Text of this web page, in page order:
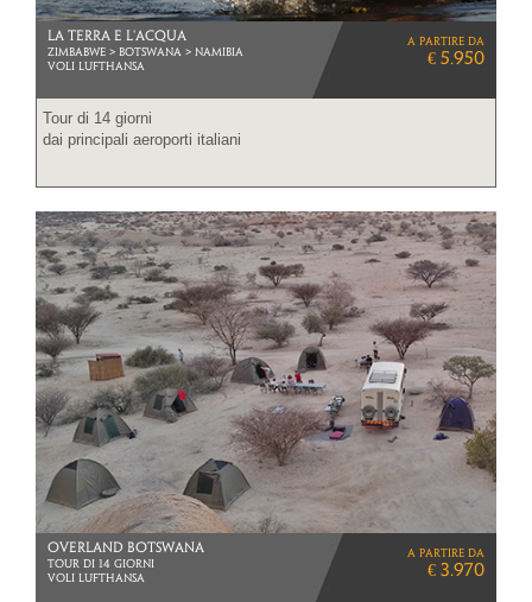
LA TERRA E L'ACQUA
ZIMBABWE > BOTSWANA > NAMIBIA
VOLI LUFTHANSA
a partire da
€ 5.950
Tour di 14 giorni
dai principali aeroporti italiani
OVERLAND BOTSWANA
Tour di 14 giorni
VOLI LUFTHANSA
a partire da
€ 3.970